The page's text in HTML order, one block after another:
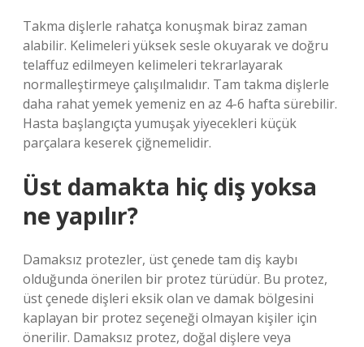
Takma dişlerle rahatça konuşmak biraz zaman
alabilir. Kelimeleri yüksek sesle okuyarak ve doğru
telaffuz edilmeyen kelimeleri tekrarlayarak
normalleştirmeye çalışılmalıdır. Tam takma dişlerle
daha rahat yemek yemeniz en az 4-6 hafta sürebilir.
Hasta başlangıçta yumuşak yiyecekleri küçük
parçalara keserek çiğnemelidir.
Üst damakta hiç diş yoksa
ne yapılır?
Damaksız protezler, üst çenede tam diş kaybı
olduğunda önerilen bir protez türüdür. Bu protez,
üst çenede dişleri eksik olan ve damak bölgesini
kaplayan bir protez seçeneği olmayan kişiler için
önerilir. Damaksız protez, doğal dişlere veya